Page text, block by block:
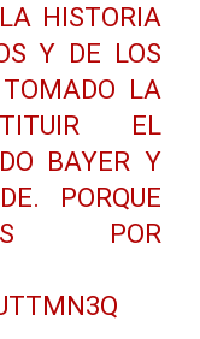
HISTORIA
Y DE LOS
LA
EL
BAYER Y
PORQUE
POR